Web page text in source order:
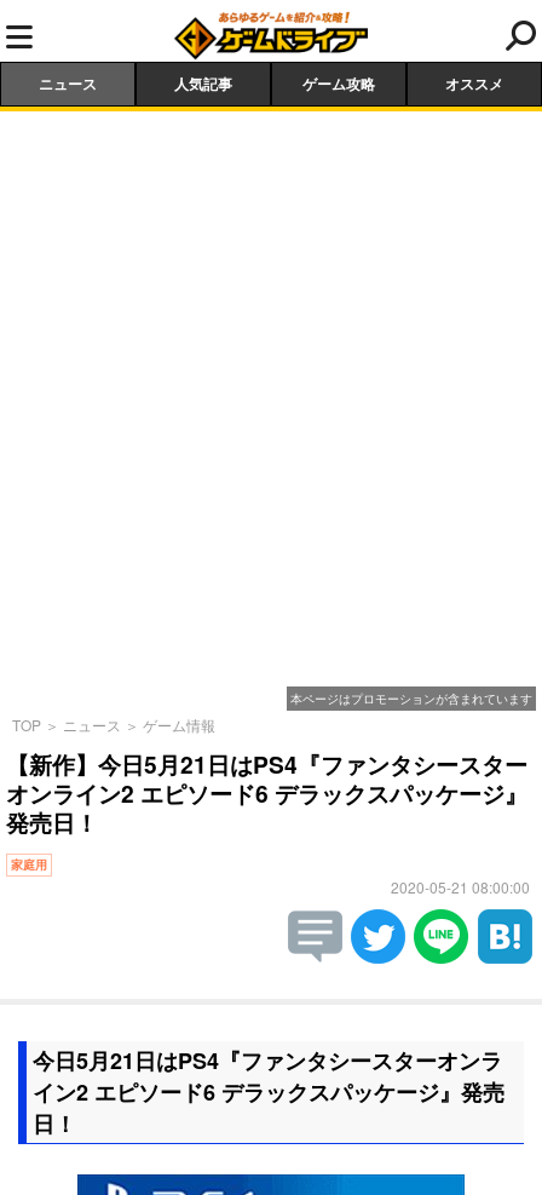
ニュース 人気記事 ゲーム攻略 オススメ
本ページはプロモーションが含まれています
TOP ＞ ニュース ＞ ゲーム情報
【新作】今日5月21日はPS4『ファンタシースター
オンライン2 エピソード6 デラックスパッケージ』
発売日！
家庭用
2020-05-21 08:00:00
今日5月21日はPS4『ファンタシースターオンラ
イン2 エピソード6 デラックスパッケージ』発売
日！